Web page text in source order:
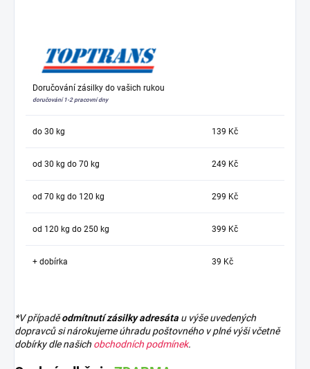
Doručování zásilky do vašich rukou
doručování 1-2 pracovní dny
do 30 kg 139 Kč
od 30 kg do 70 kg 249 Kč
od 70 kg do 120 kg 299 Kč
od 120 kg do 250 kg 399 Kč
+ dobírka 39 Kč
*V případěodmítnutí zásilky adresáta u výše uvedených
dopravců si nárokujeme úhradu poštovného v plné výši včetně
dobírky dle našich obchodních podmínek.